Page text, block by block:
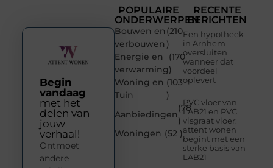
POPULAIRE
ONDERWERPEN
Bouwen en
verbouwen
(210
)
Energie en
verwarming
(170
)
Woning en
Tuin
(103
)
Aanbiedingen
(78
)
Woningen (52 )
RECENTE
BERICHTEN
Een hypotheek
in Arnhem
oversluiten
wanneer dat
voordeel
oplevert
PVC vloer van
LAB21 en PVC
visgraat vloer:
attent wonen
begint met een
sterke basis van
LAB21
Begin
vandaag
met het
delen van
jouw
verhaal!
Ontmoet
andere